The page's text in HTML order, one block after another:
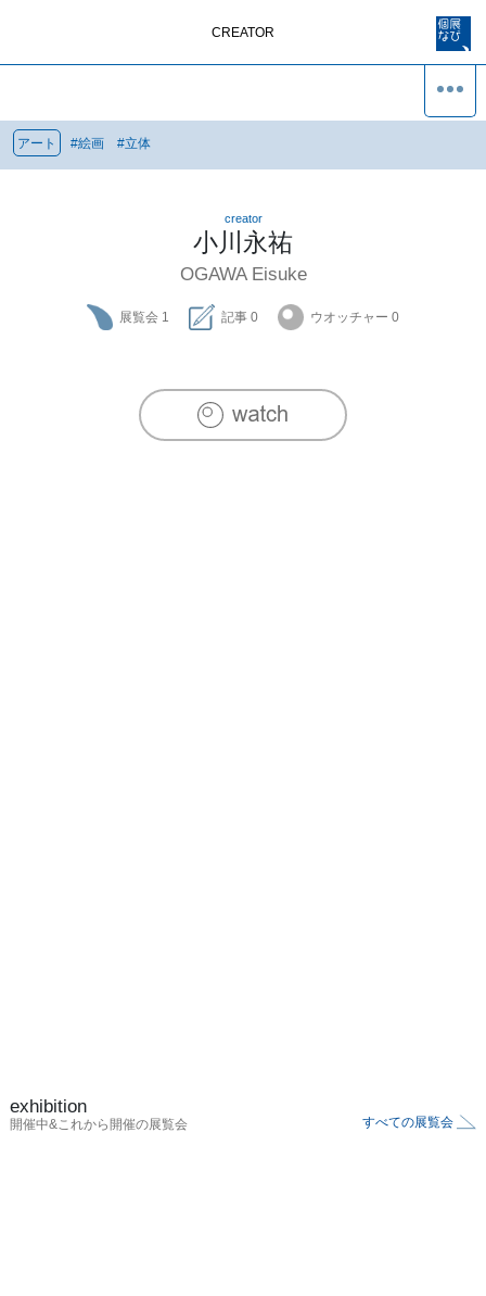
CREATOR
アート #絵画 #立体
creator
小川永祐
OGAWA Eisuke
展覧会 1 記事 0 ウオッチャー 0
exhibition
開催中&これから開催の展覧会 すべての展覧会